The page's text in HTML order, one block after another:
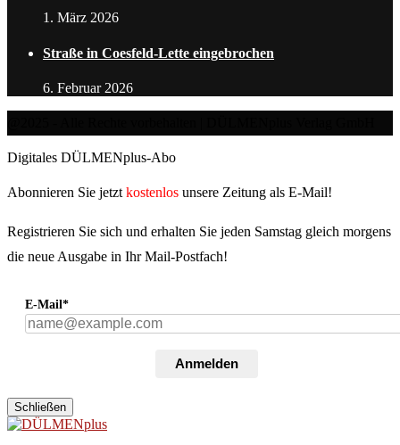
1. März 2026
Straße in Coesfeld-Lette eingebrochen
6. Februar 2026
Digitales DÜLMENplus-Abo
Abonnieren Sie jetzt kostenlos unsere Zeitung als E-Mail!
Registrieren Sie sich und erhalten Sie jeden Samstag gleich morgens
die neue Ausgabe in Ihr Mail-Postfach!
E-Mail*
Anmelden
Schließen